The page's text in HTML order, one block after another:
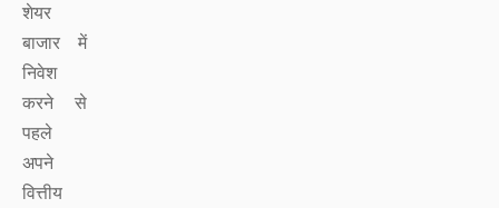
शेयर
बाजार में
निवेश
करने से
पहले
अपने
वित्तीय